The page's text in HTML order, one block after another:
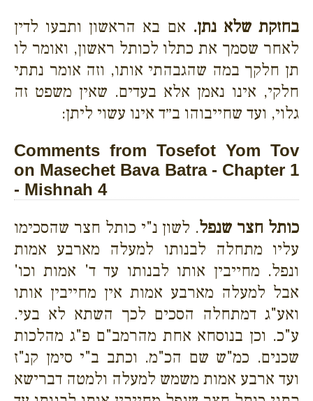
בחזקת שלא נתן. אם בא הראשון ותבעו לדין
לאחר שסמך את כתלו לכותל ראשון, ואומר לו
תן חלקך במה שהגבהתי אותו, וזה אומר נתתי
חלקי, אינו נאמן אלא בעדים. שאין משפט זה
גלוי, ועד שחייבוהו ב״ד אינו עשוי ליתן:
Comments from Tosefot Yom Tov
on Masechet Bava Batra - Chapter 1
- Mishnah 4
כותל חצר שנפל. לשון נ"י כותל חצר שהסכימו
עליו מתחלה לבנותו למעלה מארבע אמות
ונפל. מחייבין אותו לבנותו עד ד' אמות וכו'
אבל למעלה מארבע אמות אין מחייבין אותו
ואע"ג דמתחלה הסכים לכך השתא לא בעי.
ע"כ. וכן בנוסחא אחת מהרמב"ם פ"ג מהלכות
שכנים. כמ"ש שם הכ"מ. וכתב ב"י סימן קנ"ז
ועד ארבע אמות משמש למעלה ולמטה דברישא